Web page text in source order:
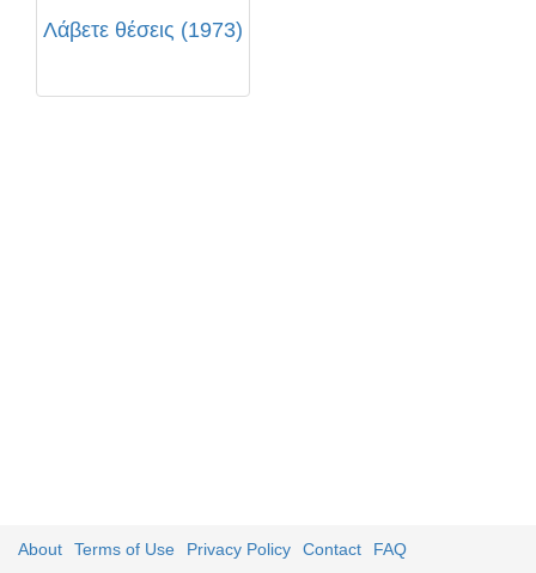
Λάβετε θέσεις (1973)
About Terms of Use Privacy Policy Contact FAQ